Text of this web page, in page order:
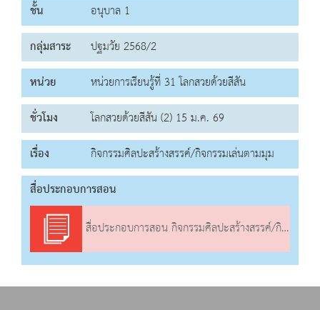
ชั้น
อนุบาล 1
กลุ่มสาระ
ปฐมวัย 2568/2
หน่วย
หน่วยการเรียนรู้ที่ 31 โลกสวยด้วยสีสัน
ชั่วโมง
โลกสวยด้วยสีสัน (2) 15 ม.ค. 69
เรื่อง
กิจกรรมศิลปะสร้างสรรค์/กิจกรรมเล่นตามมุม
สื่อประกอบการสอน
สื่อประกอบการสอน กิจกรรมศิลปะสร้างสรรค์/กิจกรรมเล่นตามมุม